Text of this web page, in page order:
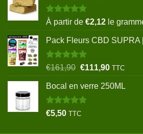
Note5.00
sur 5
À partir de €2,12 le
Pack Fleurs CBD SUPRA
Note5.00
€161,90 Le
initial
était :
€161,90.
€111,90Le
actuel
TTC
Bocal en verre 250ML
Note5.00
€5,50 TTC